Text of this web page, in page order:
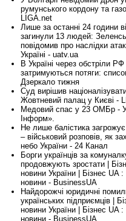
румунського кордону та
LIGA.net
Лише за останні 24 години
загинули 13 людей:
повідомив про наслідки
Україні - uatv.ua
В Україні через обстріли
затримуються потяги:
Дзеркало тижня
Суд вирішив
Жовтневий палац у Києві -
Медовий спас у 23 ОМБр -
Інформ».
Не лише балістика загрожує
– військовий розповів, як
небо України - 24 Канал
Борги українців за
продовжують зростати |
новини України | Бізнес UA :
новини - BusinessUA
Найдорожчі юридичні
українських підприємців |
новини України | Бізнес UA :
новини - BusinessUA